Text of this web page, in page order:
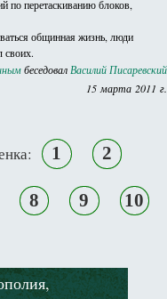
по перетаскиванию блоков,
общинная жизнь, люди
своих.
беседовал Василий Писаревский
15 марта 2011 г.
1 2
8 9 10